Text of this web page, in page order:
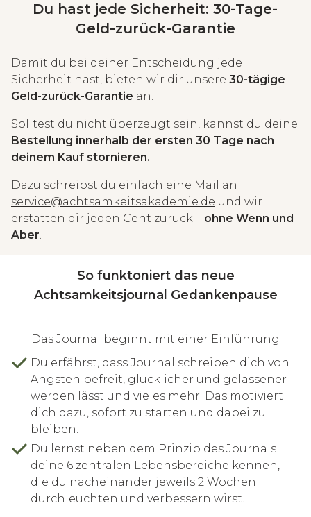
Du hast jede Sicherheit: 30-Tage-
Geld-zurück-Garantie
Damit du bei deiner Entscheidung jede
Sicherheit hast, bieten wir dir unsere 30-tägige
Geld-zurück-Garantie an.
Solltest du nicht überzeugt sein, kannst du deine
Bestellung innerhalb der ersten 30 Tage nach
deinem Kauf stornieren.
Dazu schreibst du einfach eine Mail an
service@achtsamkeitsakademie.de und wir
erstatten dir jeden Cent zurück – ohne Wenn und
Aber.
So funktoniert das neue
Achtsamkeitsjournal Gedankenpause
Das Journal beginnt mit einer Einführung
Du erfährst, dass Journal schreiben dich von
Ängsten befreit, glücklicher und gelassener
werden lässt und vieles mehr. Das motiviert
dich dazu, sofort zu starten und dabei zu
bleiben.
Du lernst neben dem Prinzip des Journals
deine 6 zentralen Lebensbereiche kennen,
die du nacheinander jeweils 2 Wochen
durchleuchten und verbessern wirst.